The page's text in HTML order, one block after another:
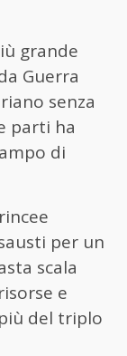
grande
Guerra
senza
parti ha
di
per un
scala
e
del triplo